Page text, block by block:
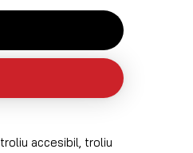
troliu accesibil, troliu